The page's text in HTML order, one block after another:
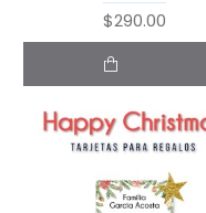
$290.00